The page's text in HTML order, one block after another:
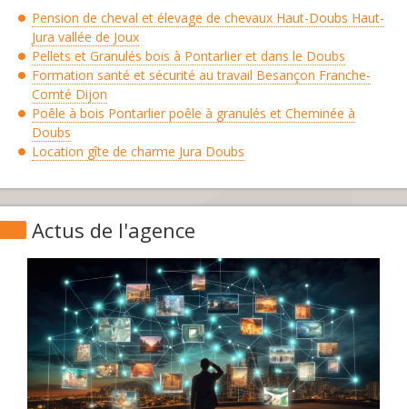
Pension de cheval et élevage de chevaux Haut-Doubs Haut-
Jura vallée de Joux
Pellets et Granulés bois à Pontarlier et dans le Doubs
Formation santé et sécurité au travail Besançon Franche-
Comté Dijon
Poêle à bois Pontarlier poêle à granulés et Cheminée à
Doubs
Location gîte de charme Jura Doubs
Actus de l'agence